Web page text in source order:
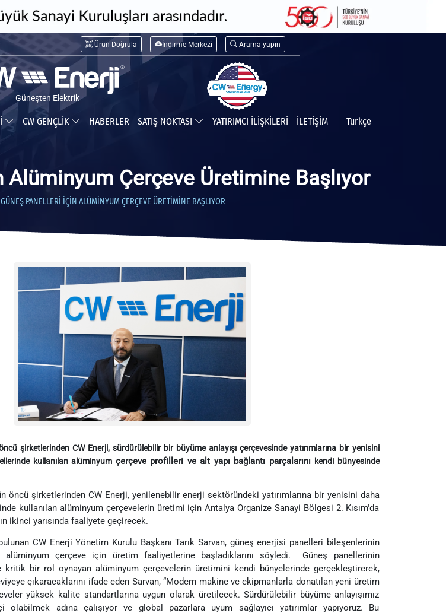
Ürün Doğrula İndirme Merkezi Arama yapın
Güneşten Elektrik
CW GENÇLİK HABERLER SATIŞ NOKTASI YATIRIMCI İLİŞKİLERİ İLETİŞİM Türkçe
Çerçeve Üretimine Başlıyor
PANELLERI İÇIN ALÜMINYUM ÇERÇEVE ÜRETIMINE BAŞLIYOR
şirketlerinden CW Enerji, sürdürülebilir bir büyüme anlayışı çerçevesinde yatırımlarına bir yenisini
kullanılan alüminyum çerçeve profilleri ve alt yapı bağlantı parçalarını kendi bünyesinde
öncü şirketlerinden CW Enerji, yenilenebilir enerji sektöründeki yatırımlarına bir yenisini daha
kullanılan alüminyum çerçevelerin üretimi için Antalya Organize Sanayi Bölgesi 2. Kısım'da
ikinci yarısında faaliyete geçirecek.
CW Enerji Yönetim Kurulu Başkanı Tarık Sarvan, güneş enerjisi panelleri bileşenlerinin
alüminyum çerçeve için üretim faaliyetlerine başladıklarını söyledi. Güneş panellerinin
kritik bir rol oynayan alüminyum çerçevelerin üretimini kendi bünyelerinde gerçekleştirerek,
çıkaracaklarını ifade eden Sarvan, “Modern makine ve ekipmanlarla donatılan yeni üretim
yüksek kalite standartlarına uygun olarak üretilecek. Sürdürülebilir büyüme anlayışımız
olabilmek adına çalışıyor ve global pazarlara uyum sağlayıcı yatırımlar yapıyoruz. Bu